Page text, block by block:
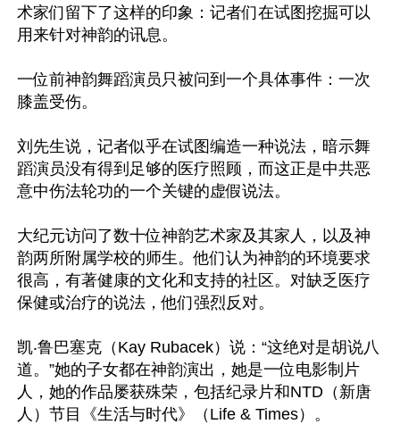
术家们留下了这样的印象：记者们在试图挖掘可以
用来针对神韵的讯息。
一位前神韵舞蹈演员只被问到一个具体事件：一次
膝盖受伤。
刘先生说，记者似乎在试图编造一种说法，暗示舞
蹈演员没有得到足够的医疗照顾，而这正是中共恶
意中伤法轮功的一个关键的虚假说法。
大纪元访问了数十位神韵艺术家及其家人，以及神
韵两所附属学校的师生。他们认为神韵的环境要求
很高，有著健康的文化和支持的社区。对缺乏医疗
保健或治疗的说法，他们强烈反对。
凯‧鲁巴塞克（Kay Rubacek）说：“这绝对是胡说八
道。”她的子女都在神韵演出，她是一位电影制片
人，她的作品屡获殊荣，包括纪录片和NTD（新唐
人）节目《生活与时代》（Life & Times）。